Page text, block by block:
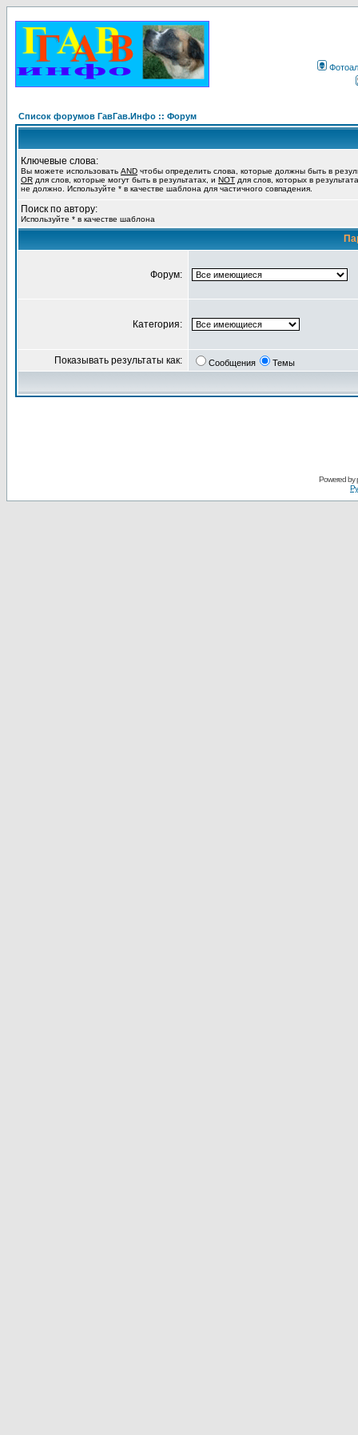
Список форумов ГавГав.Инфо :: Форум
Ключевые слова:
Вы можете использовать AND чтобы определить слова, которые должны быть в
OR для слов, которые могут быть в результатах, и NOT для слов, которых в
не должно. Используйте * в качестве шаблона для частичного совпадения.
Поиск по автору:
Используйте * в качестве шаблона
Форум:
Категория:
Показывать результаты как: Сообщения Темы
Powered by